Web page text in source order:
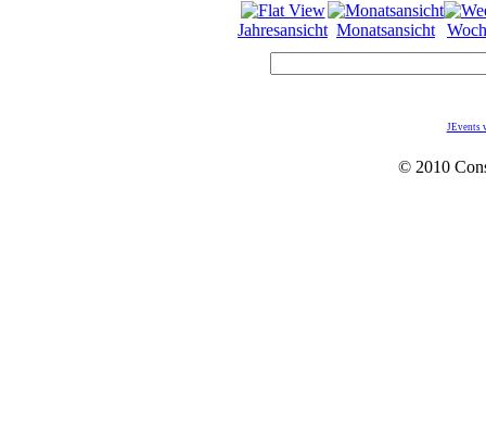
Jahresansicht Monatsansicht
JEvents
© 2010